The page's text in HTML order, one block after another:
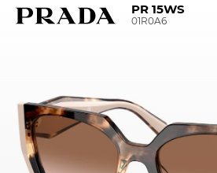
PR 15WS
01R0A6